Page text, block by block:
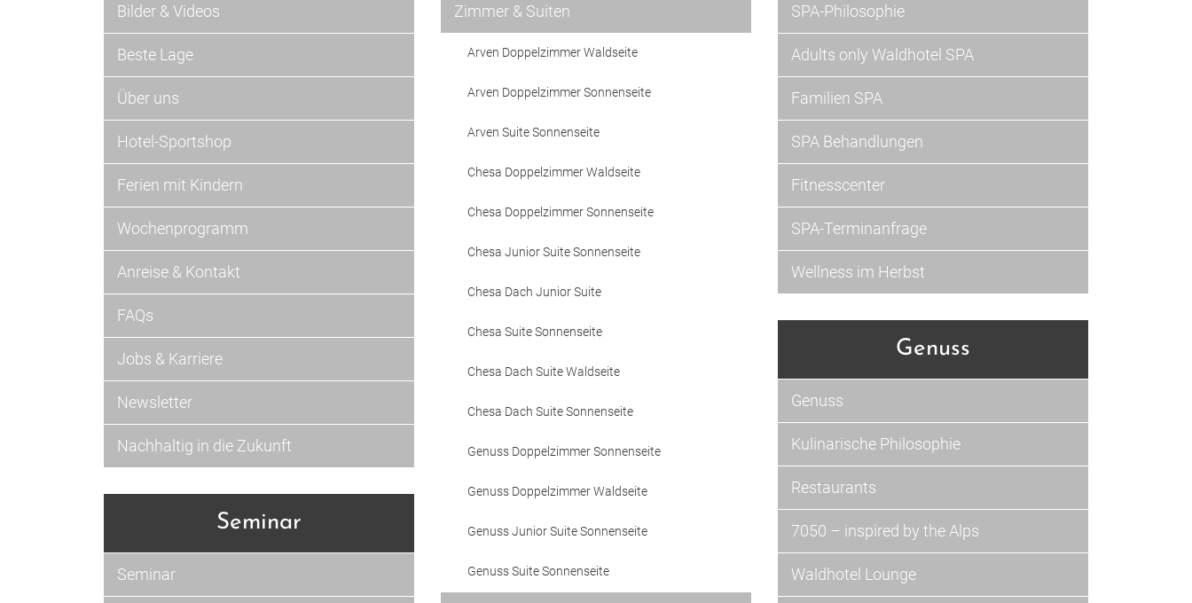
Bilder & Videos
Beste Lage
Über uns
Hotel-Sportshop
Ferien mit Kindern
Wochenprogramm
Anreise & Kontakt
FAQs
Jobs & Karriere
Newsletter
Nachhaltig in die Zukunft
Zimmer & Suiten
Arven Doppelzimmer Waldseite
Arven Doppelzimmer Sonnenseite
Arven Suite Sonnenseite
Chesa Doppelzimmer Waldseite
Chesa Doppelzimmer Sonnenseite
Chesa Junior Suite Sonnenseite
Chesa Dach Junior Suite
Chesa Suite Sonnenseite
Chesa Dach Suite Waldseite
Chesa Dach Suite Sonnenseite
Genuss Doppelzimmer Sonnenseite
Genuss Doppelzimmer Waldseite
Genuss Junior Suite Sonnenseite
Genuss Suite Sonnenseite
SPA-Philosophie
Adults only Waldhotel SPA
Familien SPA
SPA Behandlungen
Fitnesscenter
SPA-Terminanfrage
Wellness im Herbst
Genuss
Genuss
Kulinarische Philosophie
Restaurants
7050 – inspired by the Alps
Waldhotel Lounge
Seminar
Seminar